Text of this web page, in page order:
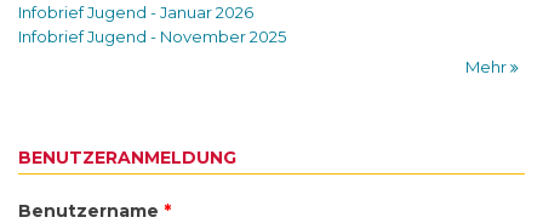
Infobrief Jugend - Januar 2026
Infobrief Jugend - November 2025
Mehr
BENUTZERANMELDUNG
Benutzername *